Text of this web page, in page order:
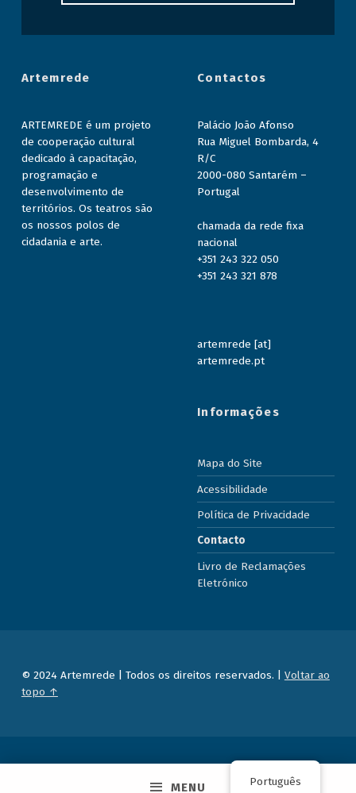
MENU
Artemrede
ARTEMREDE é um projeto
de cooperação cultural
dedicado à capacitação,
programação e
desenvolvimento de
territórios. Os teatros são
os nossos polos de
cidadania e arte.
Contactos
Palácio João Afonso
Rua Miguel Bombarda, 4
R/C
2000-080 Santarém –
Portugal
chamada da rede fixa
nacional
+351 243 322 050
+351 243 321 878
artemrede [at]
artemrede.pt
Informações
Mapa do Site
Acessibilidade
Política de Privacidade
Contacto
Livro de Reclamações
Eletrónico
© 2024 Artemrede | Todos os direitos reservados. | Voltar ao
topo ↑
Português